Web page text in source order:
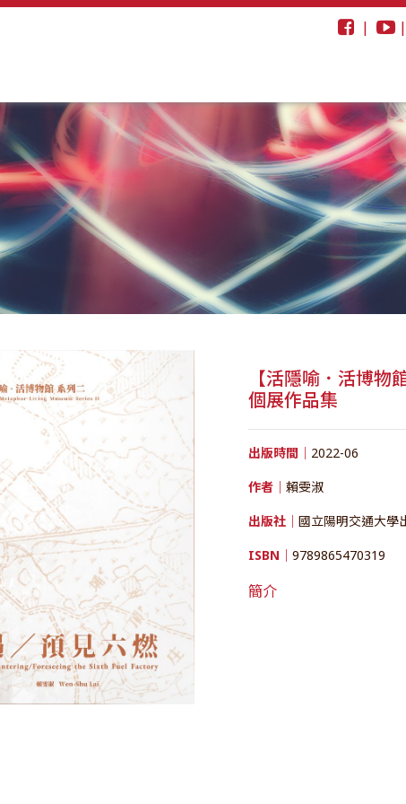
|
【活隱喻．活博
個展作品集
出版時間｜ 2022-06
作者｜賴雯淑
出版社｜國立陽明交通大學
ISBN｜9789865470319
簡介